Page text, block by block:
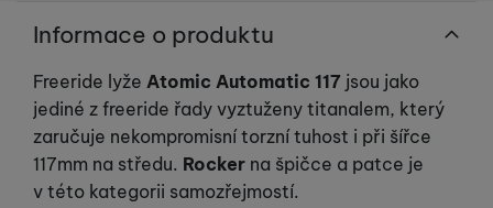
Informace o produktu
Freeride lyže Atomic Automatic 117 jsou jako
jediné z freeride řady vyztuženy titanalem, který
zaručuje nekompromisní torzní tuhost i při šířce
117mm na středu. Rocker na špičce a patce je
v této kategorii samozřejmostí.